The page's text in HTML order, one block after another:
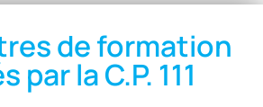
de formation
par la C.P. 111